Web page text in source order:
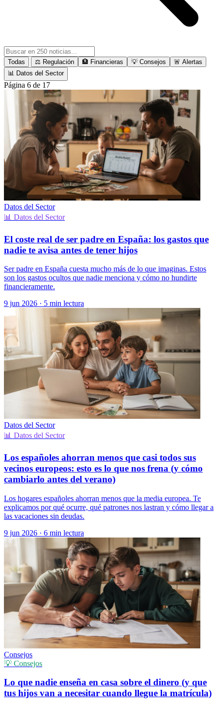
Todas ⚖️ Regulación 🏦 Financieras 💡 Consejos
🚨 Alertas
📊 Datos del Sector
Página 6 de 17
Datos del Sector
📊 Datos del Sector
El coste real de ser padre en España: los gastos que
nadie te avisa antes de tener hijos
Ser padre en España cuesta mucho más de lo que imaginas. Estos
son los gastos ocultos que nadie menciona y cómo no hundirte
financieramente.
9 jun 2026 · 5 min lectura
Datos del Sector
📊 Datos del Sector
Los españoles ahorran menos que casi todos sus
vecinos europeos: esto es lo que nos frena (y cómo
cambiarlo antes del verano)
Los hogares españoles ahorran menos que la media europea. Te
explicamos por qué ocurre, qué patrones nos lastran y cómo llegar a
las vacaciones sin deudas.
9 jun 2026 · 6 min lectura
Consejos
💡 Consejos
Lo que nadie enseña en casa sobre el dinero (y que
tus hijos van a necesitar cuando llegue la matrícula)